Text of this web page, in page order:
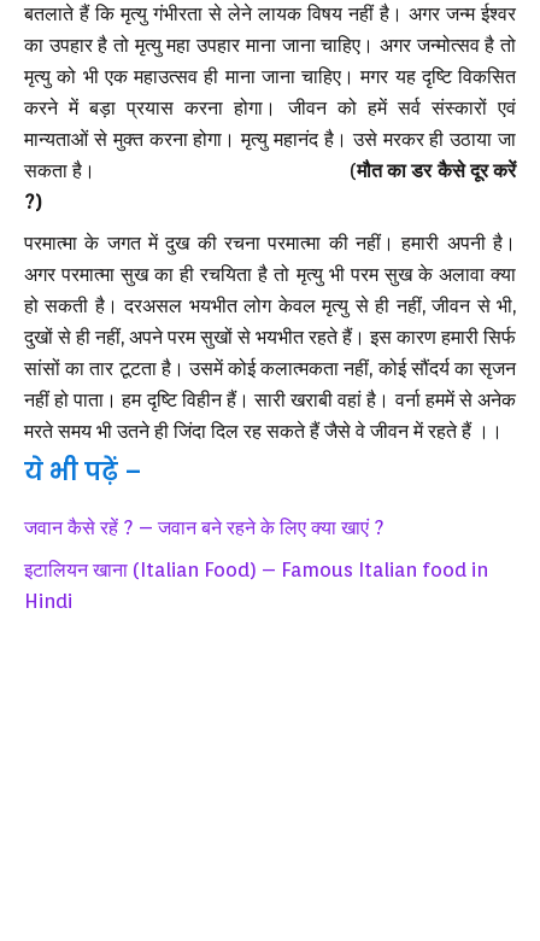
बतलाते हैं कि मृत्यु गंभीरता से लेने लायक विषय नहीं है। अगर जन्म ईश्वर
का उपहार है तो मृत्यु महा उपहार माना जाना चाहिए। अगर जन्मोत्सव है तो
मृत्यु को भी एक महाउत्सव ही माना जाना चाहिए। मगर यह दृष्टि विकसित
करने में बड़ा प्रयास करना होगा। जीवन को हमें सर्व संस्कारों एवं
मान्यताओं से मुक्त करना होगा। मृत्यु महानंद है। उसे मरकर ही उठाया जा
सकता है। (मौत का डर कैसे दूर करें
?)
परमात्मा के जगत में दुख की रचना परमात्मा की नहीं। हमारी अपनी है।
अगर परमात्मा सुख का ही रचयिता है तो मृत्यु भी परम सुख के अलावा क्या
हो सकती है। दरअसल भयभीत लोग केवल मृत्यु से ही नहीं, जीवन से भी,
दुखों से ही नहीं, अपने परम सुखों से भयभीत रहते हैं। इस कारण हमारी सिर्फ
सांसों का तार टूटता है। उसमें कोई कलात्मकता नहीं, कोई सौंदर्य का सृजन
नहीं हो पाता। हम दृष्टि विहीन हैं। सारी खराबी वहां है। वर्ना हममें से अनेक
मरते समय भी उतने ही जिंदा दिल रह सकते हैं जैसे वे जीवन में रहते हैं ।।
ये भी पढ़ें –
जवान कैसे रहें ? – जवान बने रहने के लिए क्या खाएं ?
इटालियन खाना (Italian Food) – Famous Italian food in
Hindi